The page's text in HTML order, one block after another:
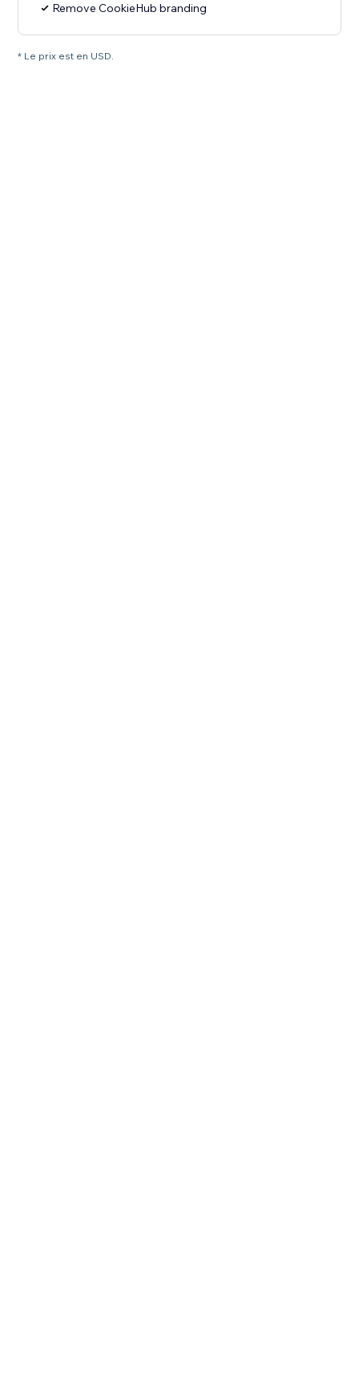
Remove CookieHub branding
* Le prix est en USD.